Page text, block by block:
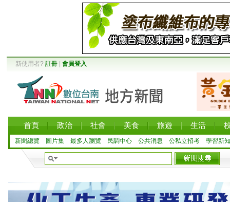
新使用者? 註冊 會員登入
首頁 政治 社會 美食 旅遊 生活
新聞總覽 圖片集 最多人瀏覽 民調中心 公共消息 公私立招考 學習新知